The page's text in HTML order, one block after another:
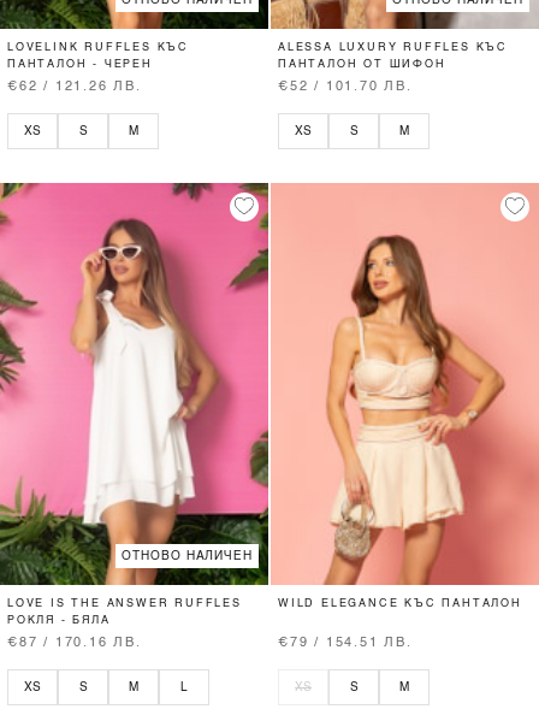
LOVELINK RUFFLES КЪС
ПАНТАЛОН - ЧЕРЕН
€62 / 121.26 ЛВ.
XS S M
ALESSA LUXURY RUFFLES КЪС
ПАНТАЛОН ОТ ШИФОН
€52 / 101.70 ЛВ.
XS S M
ОТНОВО НАЛИЧЕН
LOVE IS THE ANSWER RUFFLES
РОКЛЯ - БЯЛА
€87 / 170.16 ЛВ.
XS S M L
WILD ELEGANCE КЪС ПАНТАЛОН
€79 / 154.51 ЛВ.
XS S M